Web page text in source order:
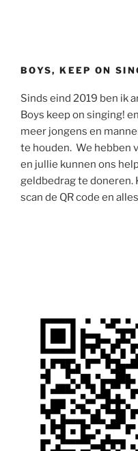
BOYS, KEEP ON
Sinds eind 2019 ben ik
Boys keep on singing!
meer jongens en
te houden. We hebben
en jullie kunnen ons
geldbedrag te doneren.
scan de QR code en